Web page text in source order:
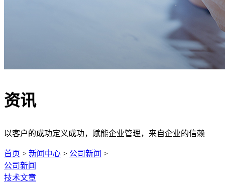
资讯
以客户的成功定义成功，赋能企业管理，来自企业的信赖
首页 > 新闻中心 > 公司新闻 >
公司新闻
技术文章